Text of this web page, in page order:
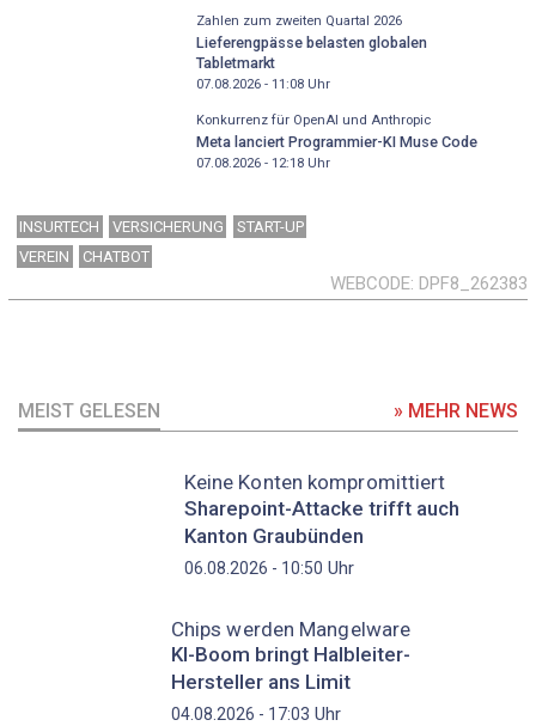
Zahlen zum zweiten Quartal 2026
Lieferengpässe belasten globalen
Tabletmarkt
07.08.2026 - 11:08Uhr
Konkurrenz für OpenAI und Anthropic
Meta lanciert Programmier-KI Muse Code
07.08.2026 - 12:18Uhr
INSURTECH VERSICHERUNG
START-UP
VEREIN
CHATBOT
WEBCODE DPF8_262383
MEIST GELESEN » MEHR NEWS
Keine Konten kompromittiert
Sharepoint-Attacke trifft auch
Kanton Graubünden
06.08.2026 - 10:50 Uhr
Chips werden Mangelware
KI-Boom bringt Halbleiter-
Hersteller ans Limit
04.08.2026 - 17:03 Uhr